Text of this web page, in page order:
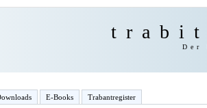
Der
E-Books Trabantregister